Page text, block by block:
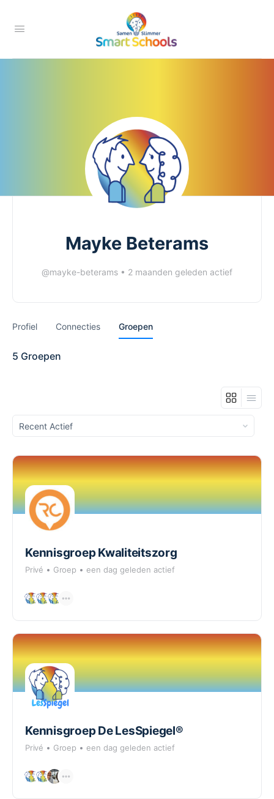
Mayke Beterams
@mayke-beterams • 2 maanden geleden actief
Profiel Connecties Groepen
5 Groepen
Sorteren
op:
Kennisgroep Kwaliteitszorg
Privé Groep een dag geleden actief
Kennisgroep De LesSpiegel®
Privé Groep een dag geleden actief